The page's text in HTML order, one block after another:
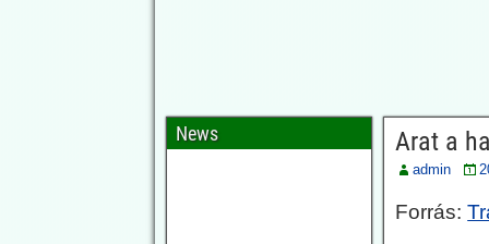
Arat a
admin
Forrás:
News